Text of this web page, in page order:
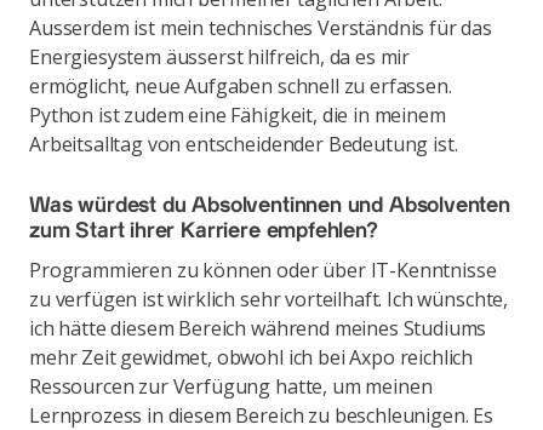
Ausserdem ist mein technisches Verständnis für das
Energiesystem äusserst hilfreich, da es mir
ermöglicht, neue Aufgaben schnell zu erfassen.
Python ist zudem eine Fähigkeit, die in meinem
Arbeitsalltag von entscheidender Bedeutung ist.
Was würdest du Absolventinnen und Absolventen
zum Start ihrer Karriere empfehlen?
Programmieren zu können oder über IT-Kenntnisse
zu verfügen ist wirklich sehr vorteilhaft. Ich wünschte,
ich hätte diesem Bereich während meines Studiums
mehr Zeit gewidmet, obwohl ich bei Axpo reichlich
Ressourcen zur Verfügung hatte, um meinen
Lernprozess in diesem Bereich zu beschleunigen. Es